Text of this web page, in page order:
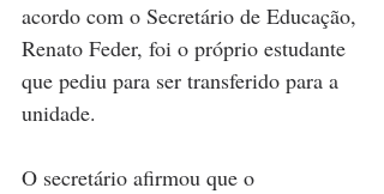
acordo com o Secretário de Educação,
Renato Feder, foi o próprio estudante
que pediu para ser transferido para a
unidade.
O secretário afirmou que o